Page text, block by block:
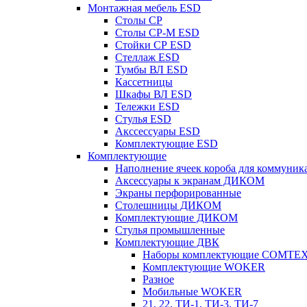
Монтажная мебель ESD
Столы СР
Столы СР-М ESD
Стойки СР ESD
Стеллаж ESD
Тумбы ВЛ ESD
Кассетницы
Шкафы ВЛ ESD
Тележки ESD
Стулья ESD
Акссессуары ESD
Комплектующие ESD
Комплектующие
Наполнение ячеек короба для
Аксессуары к экранам ДИКОМ
Экраны перфорированные
Cтолешницы ДИКОМ
Комплектующие ДИКОМ
Стулья промышленные
Комплектующие ДВК
Наборы комплектующие
Комплектующие WOKER
Разное
Мобильные WOKER
21, 22, ТИ-1, ТИ-3, ТИ-7